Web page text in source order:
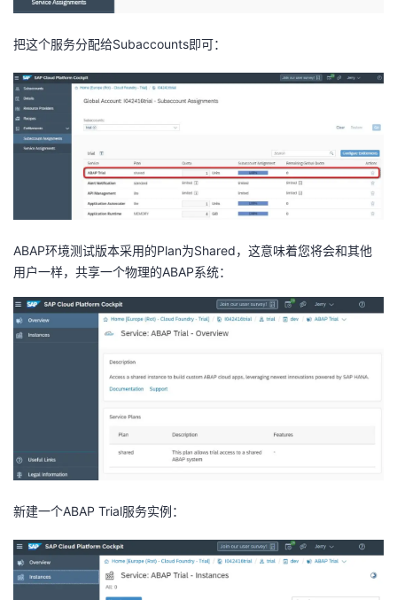
把这个服务分配给Subaccounts即可：
ABAP环境测试版本采用的Plan为Shared，这意味着您将会和其他
用户一样，共享一个物理的ABAP系统：
新建一个ABAP Trial服务实例：